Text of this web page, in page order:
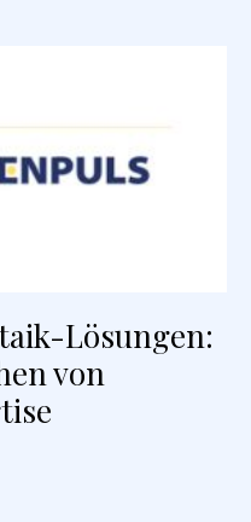
Lösungen:
von